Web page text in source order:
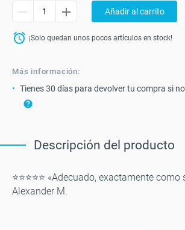
Añadir al carrito
¡Solo quedan unos pocos artículos en stock!
Más información:
Tienes 30 días para devolver tu compra si
Descripción del producto
⭐⭐⭐⭐⭐ «Adecuado, exactamente
Alexander M.